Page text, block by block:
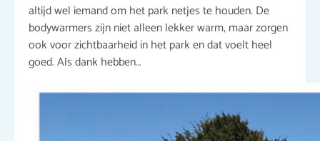
altijd wel iemand om het park netjes te houden. De
bodywarmers zijn niet alleen lekker warm, maar zorgen
ook voor zichtbaarheid in het park en dat voelt heel
goed. Als dank hebben…